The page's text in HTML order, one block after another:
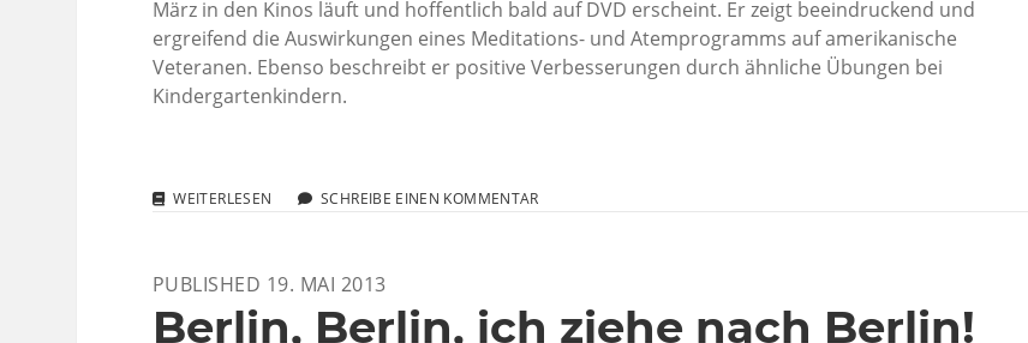
März in den Kinos läuft und hoffentlich bald auf DVD erscheint. Er zeigt beeindruckend und
ergreifend die Auswirkungen eines Meditations- und Atemprogramms auf amerikanische
Veteranen. Ebenso beschreibt er positive Verbesserungen durch ähnliche Übungen bei
Kindergartenkindern.
WEITERLESEN FREE
EIN
BEEINDRUCKENDER
DOKUMENTARFILM
SCHREIBE EINEN KOMMENTAR
PUBLISHED 19. MAI 2013
Berlin, Berlin, ich ziehe nach Berlin!